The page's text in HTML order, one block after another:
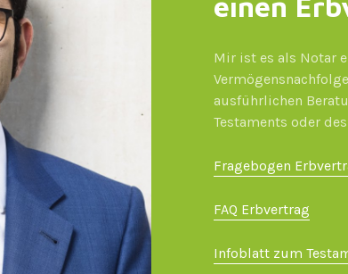
Mir ist es als Notar
ausführlichen
Testaments oder
Fragebogen
FAQ Erbvertrag
Infoblatt zum